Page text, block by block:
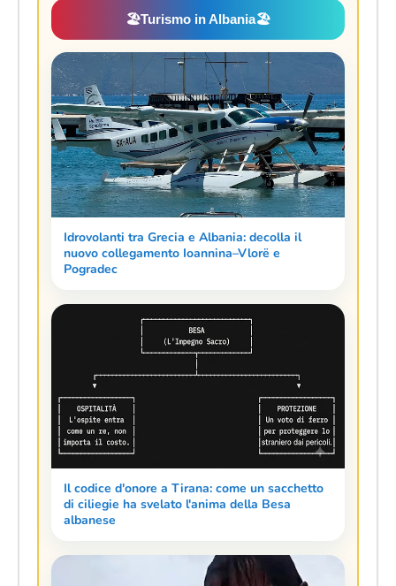
🏖️Turismo in Albania🏖️
Idrovolanti tra Grecia e Albania: decolla il
nuovo collegamento Ioannina–Vlorë e
Pogradec
Il codice d'onore a Tirana: come un sacchetto
di ciliegie ha svelato l'anima della Besa
albanese